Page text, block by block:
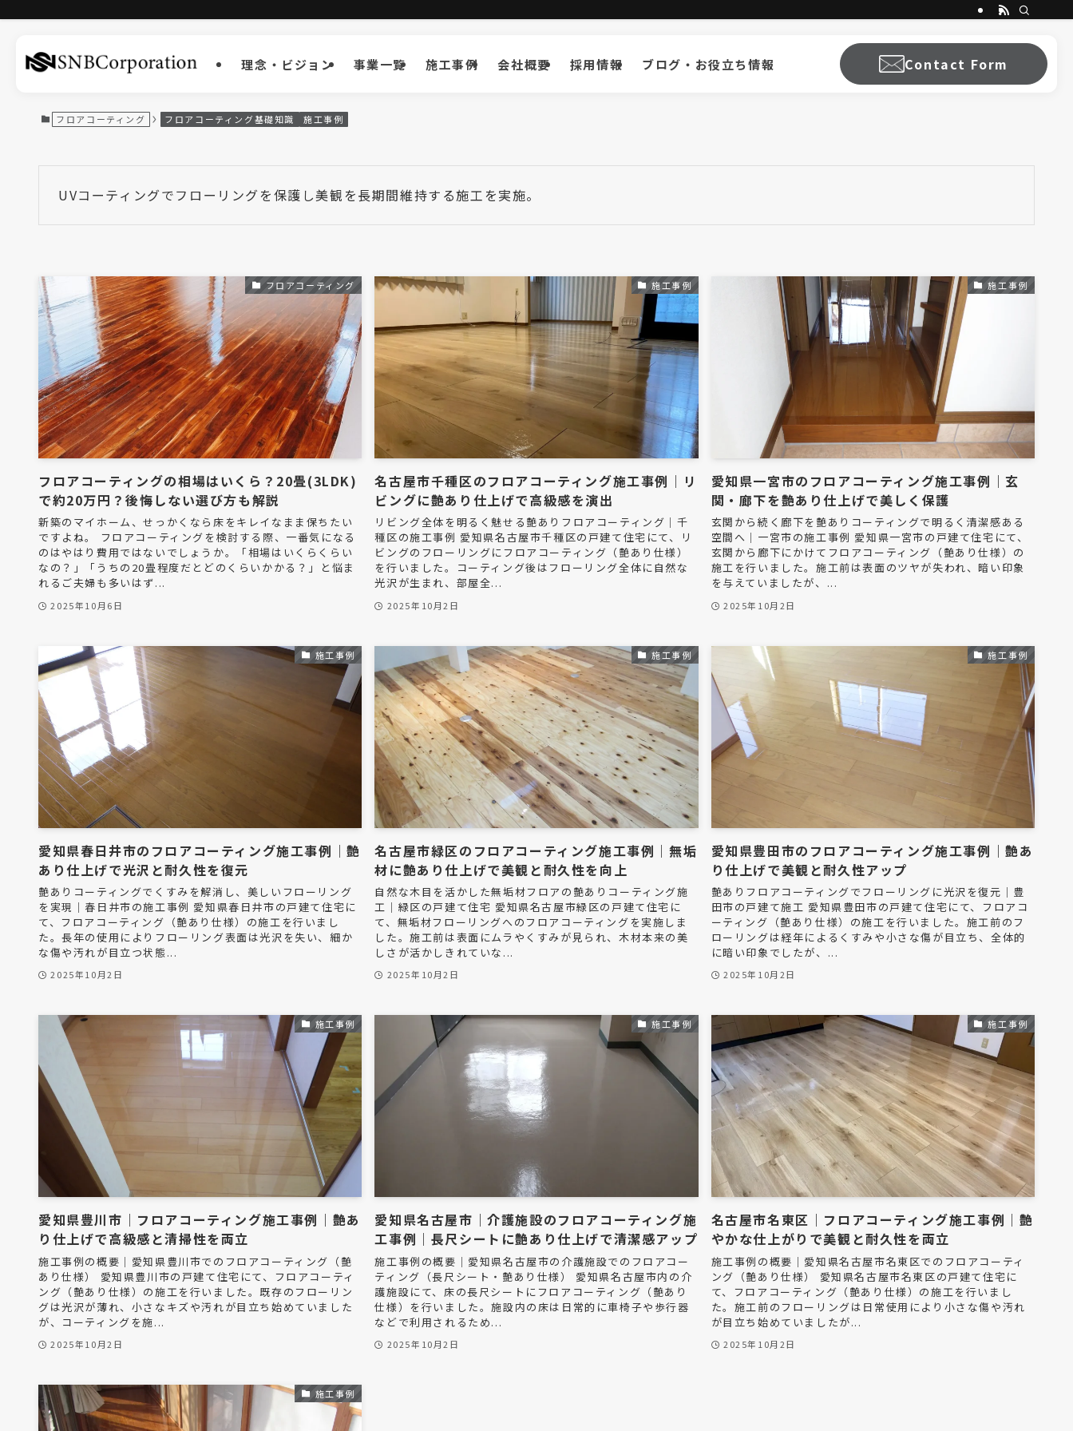
理念・ビジョン 事業一覧 施工事例 会社概要 採用情報 ブログ・お役立ち情報 Contact Form
フロアコーティング フロアコーティング基礎知識 施工事例
UVコーティングでフローリングを保護し美観を長期間維持する施工を実施。
フロアコーティング
フロアコーティングの相場はいくら？20畳(3LDK)
で約20万円？後悔しない選び方も解説
新築のマイホーム、せっかくなら床をキレイなまま保ちたい
ですよね。 フロアコーティングを検討する際、一番気になる
のはやはり費用ではないでしょうか。「相場はいくらくらい
なの？」「うちの20畳程度だとどのくらいかかる？」と悩ま
れるご夫婦も多いはず...
2025年10月6日
施工事例
名古屋市千種区のフロアコーティング施工事例｜リ
ビングに艶あり仕上げで高級感を演出
リビング全体を明るく魅せる艶ありフロアコーティング｜千
種区の施工事例 愛知県名古屋市千種区の戸建て住宅にて、リ
ビングのフローリングにフロアコーティング（艶あり仕様）
を行いました。コーティング後はフローリング全体に自然な
光沢が生まれ、部屋全...
2025年10月2日
施工事例
愛知県一宮市のフロアコーティング施工事例｜玄
関・廊下を艶あり仕上げで美しく保護
玄関から続く廊下を艶ありコーティングで明るく清潔感ある
空間へ｜一宮市の施工事例 愛知県一宮市の戸建て住宅にて、
玄関から廊下にかけてフロアコーティング（艶あり仕様）の
施工を行いました。施工前は表面のツヤが失われ、暗い印象
を与えていましたが、...
2025年10月2日
施工事例
愛知県春日井市のフロアコーティング施工事例｜艶
あり仕上げで光沢と耐久性を復元
艶ありコーティングでくすみを解消し、美しいフローリング
を実現｜春日井市の施工事例 愛知県春日井市の戸建て住宅に
て、フロアコーティング（艶あり仕様）の施工を行いまし
た。長年の使用によりフローリング表面は光沢を失い、細か
な傷や汚れが目立つ状態...
2025年10月2日
施工事例
名古屋市緑区のフロアコーティング施工事例｜無垢
材に艶あり仕上げで美観と耐久性を向上
自然な木目を活かした無垢材フロアの艶ありコーティング施
工｜緑区の戸建て住宅 愛知県名古屋市緑区の戸建て住宅に
て、無垢材フローリングへのフロアコーティングを実施しま
した。施工前は表面にムラやくすみが見られ、木材本来の美
しさが活かしきれていな...
2025年10月2日
施工事例
愛知県豊田市のフロアコーティング施工事例｜艶あ
り仕上げで美観と耐久性アップ
艶ありフロアコーティングでフローリングに光沢を復元｜豊
田市の戸建て施工 愛知県豊田市の戸建て住宅にて、フロアコ
ーティング（艶あり仕様）の施工を行いました。施工前のフ
ローリングは経年によるくすみや小さな傷が目立ち、全体的
に暗い印象でしたが、...
2025年10月2日
施工事例
愛知県豊川市｜フロアコーティング施工事例｜艶あ
り仕上げで高級感と清掃性を両立
施工事例の概要｜愛知県豊川市でのフロアコーティング（艶
あり仕様） 愛知県豊川市の戸建て住宅にて、フロアコーティ
ング（艶あり仕様）の施工を行いました。既存のフローリン
グは光沢が薄れ、小さなキズや汚れが目立ち始めていました
が、コーティングを施...
2025年10月2日
施工事例
愛知県名古屋市｜介護施設のフロアコーティング施
工事例｜長尺シートに艶あり仕上げで清潔感アップ
施工事例の概要｜愛知県名古屋市の介護施設でのフロアコー
ティング（長尺シート・艶あり仕様） 愛知県名古屋市内の介
護施設にて、床の長尺シートにフロアコーティング（艶あり
仕様）を行いました。施設内の床は日常的に車椅子や歩行器
などで利用されるため...
2025年10月2日
施工事例
名古屋市名東区｜フロアコーティング施工事例｜艶
やかな仕上がりで美観と耐久性を両立
施工事例の概要｜愛知県名古屋市名東区でのフロアコーティ
ング（艶あり仕様） 愛知県名古屋市名東区の戸建て住宅に
て、フロアコーティング（艶あり仕様）の施工を行いまし
た。施工前のフローリングは日常使用により小さな傷や汚れ
が目立ち始めていましたが...
2025年10月2日
施工事例